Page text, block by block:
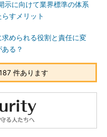
示に向けて業界標準の体系
すメリット
められる役割と責任に変
る？
件あります